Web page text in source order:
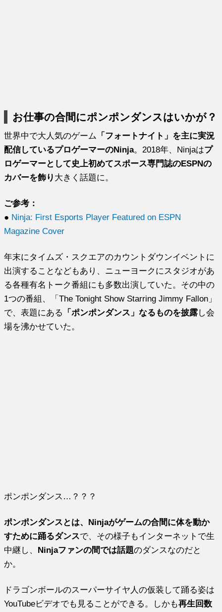
お仕事の合間にポンポンダンスはいかが？
世界中で大人気のゲーム
「フォートナイト」を主に実況
配信しているプロゲーマーのNinja。2018年、Ninjaはプ
ロゲーマーとして史上初めてスポース専門誌のESPNの
カバーを飾り 大きく話題に。
ご参考：
● Ninja: First Esports Player Featured on ESPN
Magazine Cover
年末にタイムズ・スクエアのカウントダウンイベントに
出演することなどもあり、ニューヨークにスタジオがあ
る各種有名トーク番組にも多数出演していた。その中の
1つの番組、「The Tonight Show Starring Jimmy Fallon」
で、表題にある
「ポンポンダンス」なるものを披露し会
場を沸かせていた。
ポンポンダンス…？？？
ポンポンダンスとは、Ninjaがゲームの合間に体を動か
すために踊るダンスで、その様子もインターネットで生
中継し、 Ninjaファンの間では話題のダンスなのだと
か。
ドラゴンボールのスーパーサイヤ人の仮装して踊る姿は
YouTubeビデオでも見ることができる。しかも再生回数